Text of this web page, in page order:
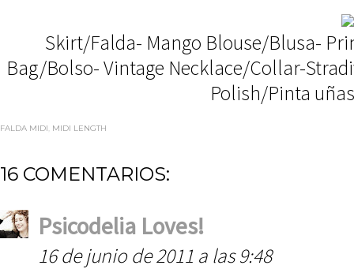
Skirt/Falda- Mango Blouse/Blusa-
Bag/Bolso- Vintage Necklace/Collar-
Polish/Pinta
FALDA MIDI, MIDI LENGTH
16 COMENTARIOS:
Psicodelia Loves!
16 de junio de 2011 a las 9:48